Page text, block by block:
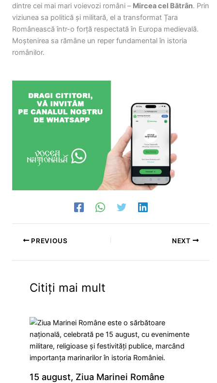
dintre cei mai mari voievozi români – Mircea cel Bătrân. Prin
viziunea sa politică și militară, el a transformat Țara
Românească într-o forță respectată în Europa medievală.
Moștenirea sa rămâne un reper fundamental în istoria
românilor.
PREVIOUS NEXT
Citiți mai mult
15 august, Ziua Marinei Române